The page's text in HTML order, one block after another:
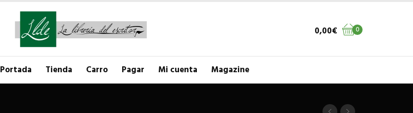
0
0,00€
Portada Tienda Carro Pagar Mi cuenta Magazine